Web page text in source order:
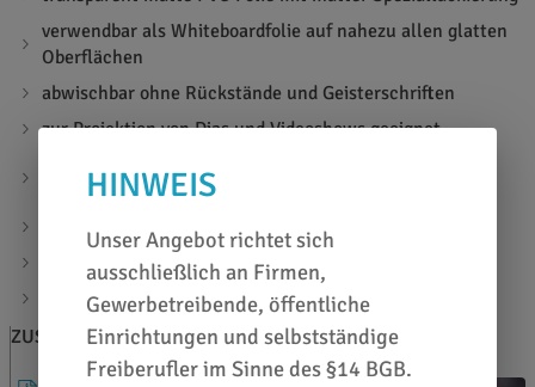
verwendbar als Whiteboardfolie auf nahezu allen glatten
Oberflächen
abwischbar ohne Rückstände und Geisterschriften
zur Projektion von Dias und Videoshows geeignet
Whiteboards
für ebene und leicht gewölbte Untergründe
selbstklebend, permanent haftend
Materialstärke: 80µ
ZUSATZINFOS
BERATEN LASSEN
HINWEIS
Unser Angebot richtet sich
ausschließlich an Firmen,
Gewerbetreibende, öffentliche
Einrichtungen und selbstständige
Freiberufler im Sinne des §14 BGB.